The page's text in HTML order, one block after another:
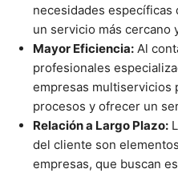
necesidades
un servicio más cercano
Mayor Eficiencia: Al
profesionales
empresas multiservicios
procesos y ofrecer un
Relación a Largo Plazo:
del cliente son
empresas, que buscan